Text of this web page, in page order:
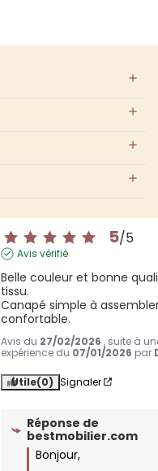
5/5
Avis vérifié
Belle couleur et bonne
tissu.
Canapé simple à
confortable.
Avis du 27/02/2026 , suite à
expérience du 07/01/2026 par
Utile(0) Signaler
Réponse de
bestmobilier.com
Bonjour,